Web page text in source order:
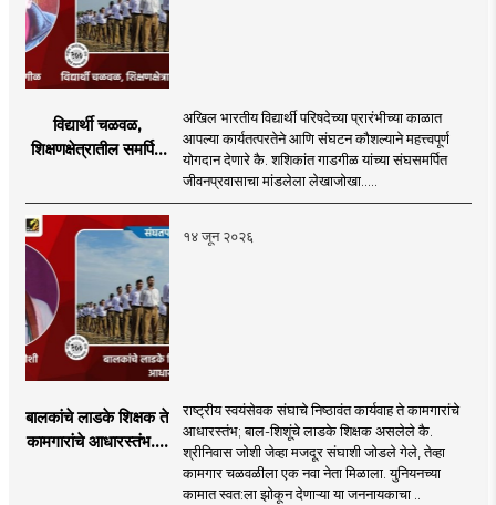
विद्यार्थी चळवळ,
शिक्षणक्षेत्रातील समर्पित
अखिल भारतीय विद्यार्थी परिषदेच्या प्रारंभीच्या काळात
आपल्या कार्यतत्परतेने आणि संघटन कौशल्याने महत्त्वपूर्ण
योगदान देणारे कै. शशिकांत गाडगीळ यांच्या संघसमर्पित
जीवनप्रवासाचा मांडलेला लेखाजोखा.....
१४ जून २०२६
बालकांचे लाडके शिक्षक ते
कामगारांचे आधारस्तंभ....
राष्ट्रीय स्वयंसेवक संघाचे निष्ठावंत कार्यवाह ते कामगारांचे
आधारस्तंभ; बाल-शिशूंचे लाडके शिक्षक असलेले कै.
श्रीनिवास जोशी जेव्हा मजदूर संघाशी जोडले गेले, तेव्हा
कामगार चळवळीला एक नवा नेता मिळाला. युनियनच्या
कामात स्वत:ला झोकून देणाऱ्या या जननायकाचा ..